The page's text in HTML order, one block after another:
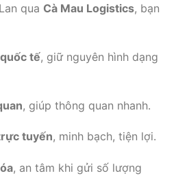
qua Cà Mau Logistics, bạn
tế, giữ nguyên hình dạng
, giúp thông quan nhanh.
tuyến, minh bạch, tiện lợi.
, an tâm khi gửi số lượng